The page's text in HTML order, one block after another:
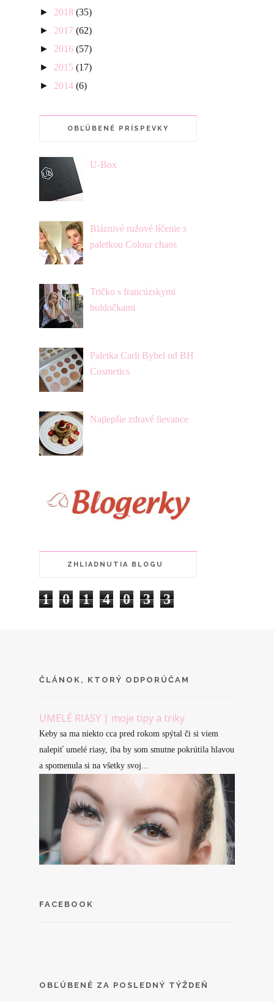
► 2018 (35)
► 2017 (62)
► 2016 (57)
► 2015 (17)
► 2014 (6)
OBĽÚBENÉ PRÍSPEVKY
U-Box
Bláznivé ružové líčenie s
paletkou Colour chaos
Tričko s francúzskymi
buldočkami
Paletka Carli Bybel od BH
Cosmetics
Najlepšie zdravé lievance
ZHLIADNUTIA BLOGU
1 0 1 4 0 3 3
ČLÁNOK, KTORÝ ODPORÚČAM
UMELÉ RIASY | moje tipy a triky
Keby sa ma niekto cca pred rokom spýtal či si viem
nalepiť umelé riasy, iba by som smutne pokrútila hlavou
a spomenula si na všetky svoj...
FACEBOOK
OBĽÚBENÉ ZA POSLEDNÝ TÝŽDEŇ